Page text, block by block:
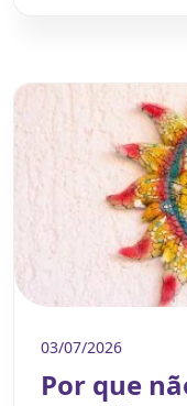
03/07/2026
Por que